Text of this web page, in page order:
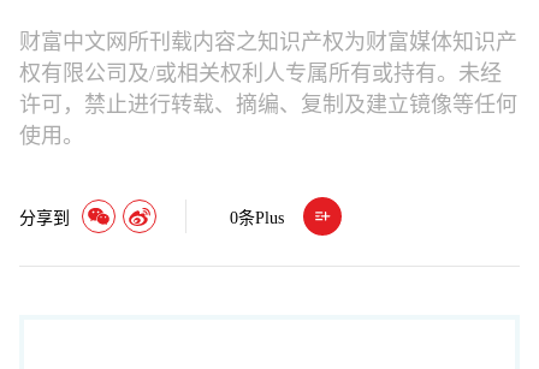
财富中文网所刊载内容之知识产权为财富媒体知识产
权有限公司及/或相关权利人专属所有或持有。未经
许可，禁止进行转载、摘编、复制及建立镜像等任何
使用。
分享到 0条Plus